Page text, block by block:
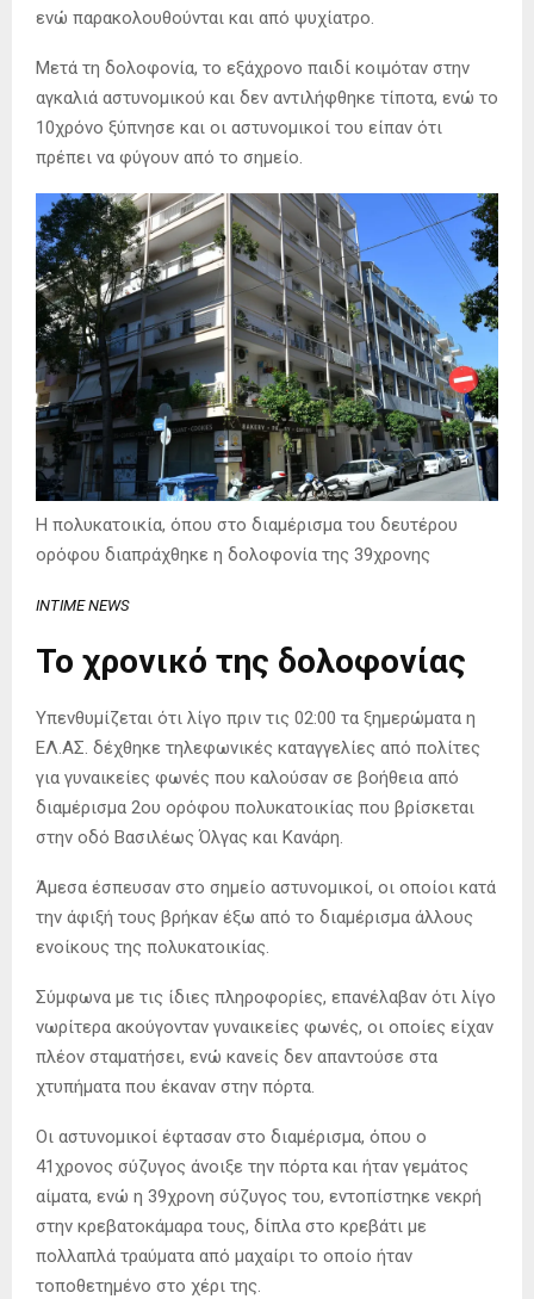
ενώ παρακολουθούνται και από ψυχίατρο.
Μετά τη δολοφονία, το εξάχρονο παιδί κοιμόταν στην
αγκαλιά αστυνομικού και δεν αντιλήφθηκε τίποτα, ενώ το
10χρόνο ξύπνησε και οι αστυνομικοί του είπαν ότι
πρέπει να φύγουν από το σημείο.
Η πολυκατοικία, όπου στο διαμέρισμα του δευτέρου
ορόφου διαπράχθηκε η δολοφονία της 39χρονης
INTIME NEWS
Το χρονικό της δολοφονίας
Υπενθυμίζεται ότι λίγο πριν τις 02:00 τα ξημερώματα η
ΕΛ.ΑΣ. δέχθηκε τηλεφωνικές καταγγελίες από πολίτες
για γυναικείες φωνές που καλούσαν σε βοήθεια από
διαμέρισμα 2ου ορόφου πολυκατοικίας που βρίσκεται
στην οδό Βασιλέως Όλγας και Κανάρη.
Άμεσα έσπευσαν στο σημείο αστυνομικοί, οι οποίοι κατά
την άφιξή τους βρήκαν έξω από το διαμέρισμα άλλους
ενοίκους της πολυκατοικίας.
Σύμφωνα με τις ίδιες πληροφορίες, επανέλαβαν ότι λίγο
νωρίτερα ακούγονταν γυναικείες φωνές, οι οποίες είχαν
πλέον σταματήσει, ενώ κανείς δεν απαντούσε στα
χτυπήματα που έκαναν στην πόρτα.
Οι αστυνομικοί έφτασαν στο διαμέρισμα, όπου ο
41χρονος σύζυγος άνοιξε την πόρτα και ήταν γεμάτος
αίματα, ενώ η 39χρονη σύζυγος του, εντοπίστηκε νεκρή
στην κρεβατοκάμαρα τους, δίπλα στο κρεβάτι με
πολλαπλά τραύματα από μαχαίρι το οποίο ήταν
τοποθετημένο στο χέρι της.